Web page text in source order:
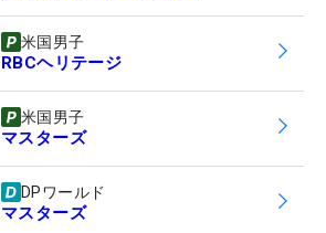
米国男子
RBCヘリテージ
米国男子
マスターズ
DPワールド
マスターズ